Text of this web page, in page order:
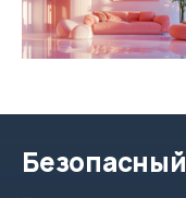
Безопасный